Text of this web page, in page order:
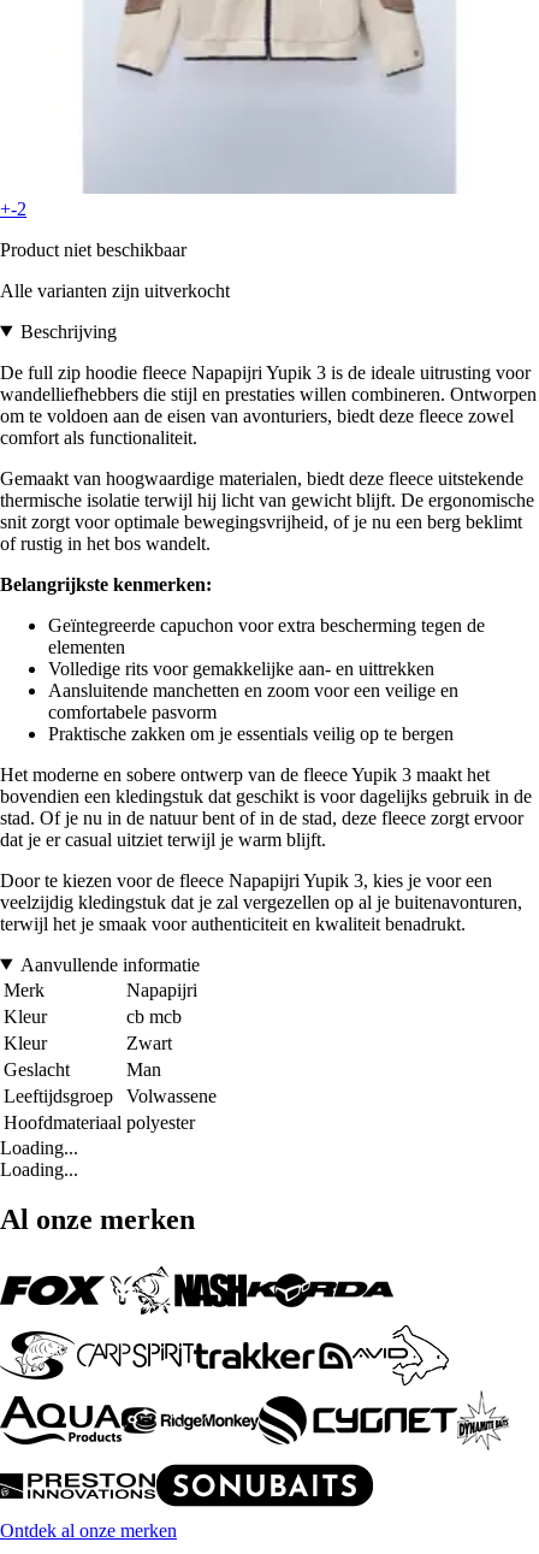
+-2
Product niet beschikbaar
Alle varianten zijn uitverkocht
Beschrijving
De full zip hoodie fleece Napapijri Yupik 3 is de ideale uitrusting voor
wandelliefhebbers die stijl en prestaties willen combineren. Ontworpen
om te voldoen aan de eisen van avonturiers, biedt deze fleece zowel
comfort als functionaliteit.
Gemaakt van hoogwaardige materialen, biedt deze fleece uitstekende
thermische isolatie terwijl hij licht van gewicht blijft. De ergonomische
snit zorgt voor optimale bewegingsvrijheid, of je nu een berg beklimt
of rustig in het bos wandelt.
Belangrijkste kenmerken:
Geïntegreerde capuchon voor extra bescherming tegen de
elementen
Volledige rits voor gemakkelijke aan- en uittrekken
Aansluitende manchetten en zoom voor een veilige en
comfortabele pasvorm
Praktische zakken om je essentials veilig op te bergen
Het moderne en sobere ontwerp van de fleece Yupik 3 maakt het
bovendien een kledingstuk dat geschikt is voor dagelijks gebruik in de
stad. Of je nu in de natuur bent of in de stad, deze fleece zorgt ervoor
dat je er casual uitziet terwijl je warm blijft.
Door te kiezen voor de fleece Napapijri Yupik 3, kies je voor een
veelzijdig kledingstuk dat je zal vergezellen op al je buitenavonturen,
terwijl het je smaak voor authenticiteit en kwaliteit benadrukt.
Aanvullende informatie
Merk
Napapijri
Kleur
cb mcb
Kleur
Zwart
Geslacht
Man
Leeftijdsgroep
Volwassene
Hoofdmateriaal polyester
Loading...
Loading...
Al onze merken
Ontdek al onze merken